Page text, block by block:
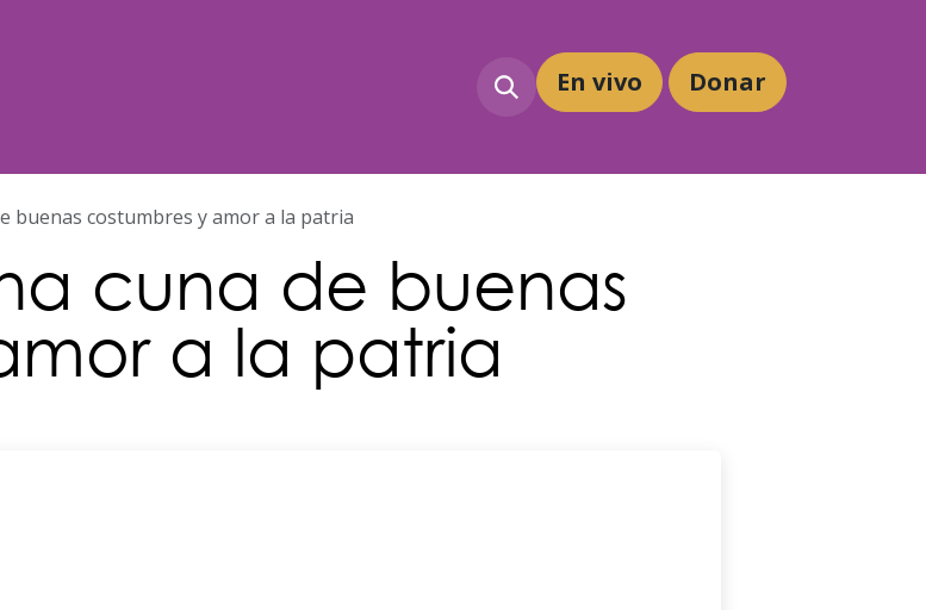
En vivo Donar
buenas costumbres y amor a la patria
cuna de buenas
a la patria